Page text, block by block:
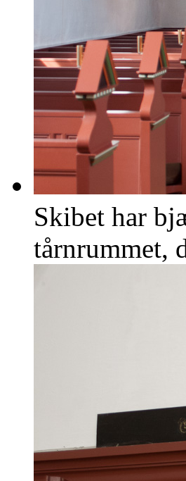
Skibet har
tårnrummet,